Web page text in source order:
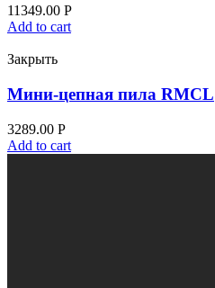
11349.00 Р
Add to cart
Закрыть
Мини‑цепная пила RMCL
3289.00 Р
Add to cart